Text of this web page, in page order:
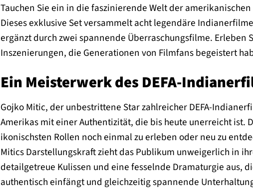
Tauchen Sie ein in die faszinierende Welt der
Dieses exklusive Set versammelt acht legendäre
ergänzt durch zwei spannende Überraschungsfilme.
Inszenierungen, die Generationen von Filmfans begeistert
Ein Meisterwerk des DEFA-
Gojko Mitic, der unbestrittene Star zahlreicher DEFA-
Amerikas mit einer Authentizität, die bis heute unerreicht ist.
ikonischsten Rollen noch einmal zu erleben oder neu zu
Mitics Darstellungskraft zieht das Publikum unweigerlich in
detailgetreue Kulissen und eine fesselnde Dramaturgie aus,
authentisch einfängt und gleichzeitig spannende